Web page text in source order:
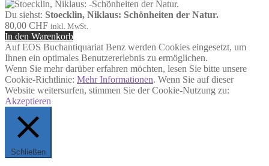
Du siehst: Stoecklin, Niklaus: Schönheiten der Natur.
80,00 CHF inkl. MwSt.
In den Warenkorb
Auf EOS Buchantiquariat Benz werden Cookies eingesetzt, um
Ihnen ein optimales Benutzererlebnis zu ermöglichen.
Wenn Sie mehr darüber erfahren möchten, lesen Sie bitte unsere
Cookie-Richtlinie: Mehr Informationen. Wenn Sie auf dieser
Website weitersurfen, stimmen Sie der Cookie-Nutzung zu:
Akzeptieren
Schließen